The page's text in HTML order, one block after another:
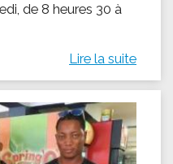
de 8 heures 30 à
Lire la suite